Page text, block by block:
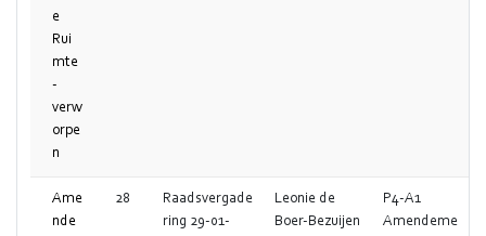
e
Rui
mte
-
verw
orpe
n
Ame
nde
28
Raadsvergade
ring 29-01-
Leonie de
Boer-Bezuijen
P4-A1
Amendeme